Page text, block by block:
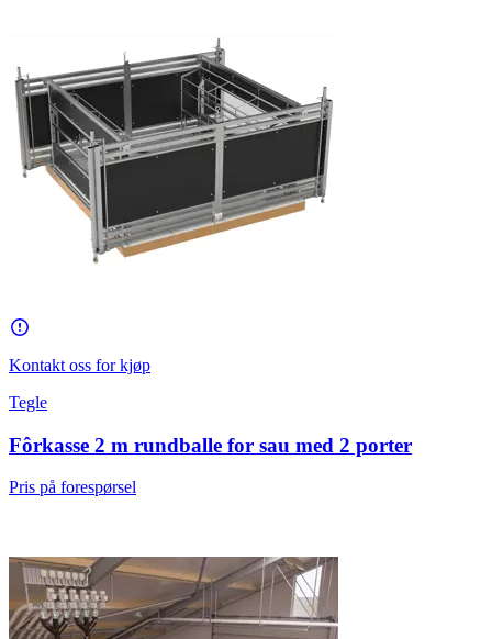
Kontakt oss for kjøp
Tegle
Fôrkasse 2 m rundballe for sau med 2 porter
Pris på forespørsel